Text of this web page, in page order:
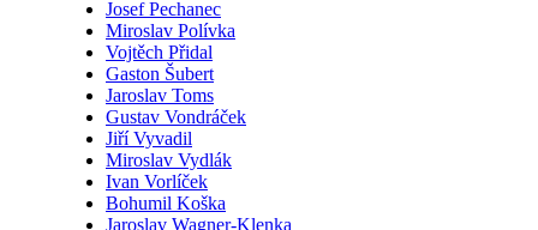
Josef Pechanec
Miroslav Polívka
Vojtěch Přidal
Gaston Šubert
Jaroslav Toms
Gustav Vondráček
Jiří Vyvadil
Miroslav Vydlák
Ivan Vorlíček
Bohumil Koška
Jaroslav Wagner-Klenka